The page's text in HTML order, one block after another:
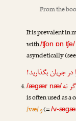
From the
It is prevalent in
with/ʧon ɒn ʧe/
asyndetically
در جریان بگذارید!
/ægær næ/نه
is often used as
/væ/و(=/v-